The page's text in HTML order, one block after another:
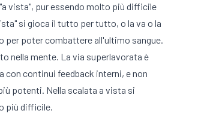
vista", pur essendo molto più difficile
si gioca il tutto per tutto, o la va o la
poter combattere all'ultimo sangue.
nella mente. La via superlavorata è
continui feedback interni, e non
potenti. Nella scalata a vista si
più difficile.